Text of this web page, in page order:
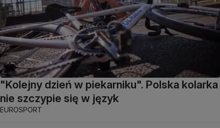
"Kolejny dzień w piekarniku". Polska kolarka
nie szczypie się w język
EUROSPORT